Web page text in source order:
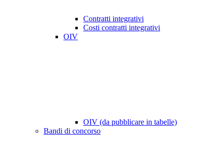
Contratti integrativi
Costi contratti integrativi
OIV
OIV (da pubblicare in tabelle)
Bandi di concorso